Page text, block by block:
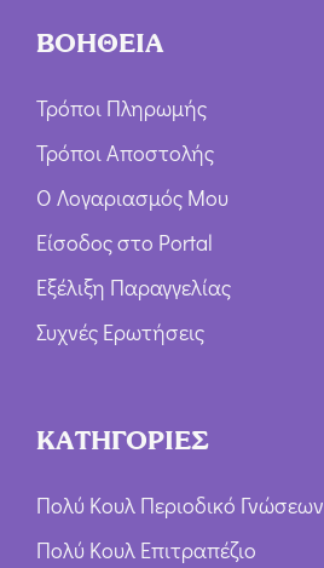
ΒΟΗΘΕΙΑ
Τρόποι Πληρωμής
Τρόποι Αποστολής
Ο Λογαριασμός Μου
Είσοδος στο Portal
Εξέλιξη Παραγγελίας
Συχνές Ερωτήσεις
ΚΑΤΗΓΟΡΙΕΣ
Πολύ Κουλ Περιοδικό Γνώσεων
Πολύ Κουλ Επιτραπέζιο